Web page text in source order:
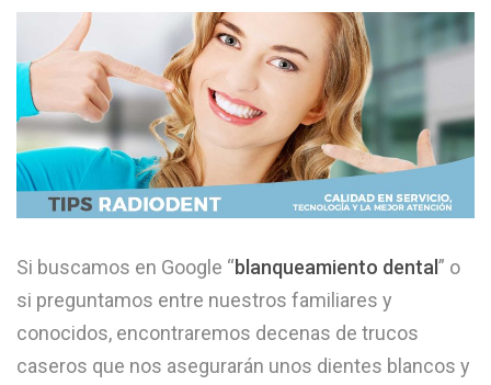
Si buscamos en Google “blanqueamiento dental” o
si preguntamos entre nuestros familiares y
conocidos, encontraremos decenas de trucos
caseros que nos asegurarán unos dientes blancos y